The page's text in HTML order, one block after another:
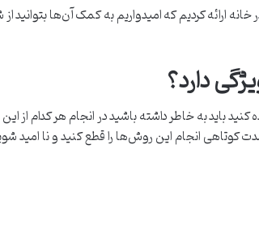
ارائه کردیم که امیدواریم به کمک آن‌ها
دارد؟
باید به خاطر داشته باشید در انجام هر کدام از
انجام این روش‌ها را قطع کنید و نا‌ امید